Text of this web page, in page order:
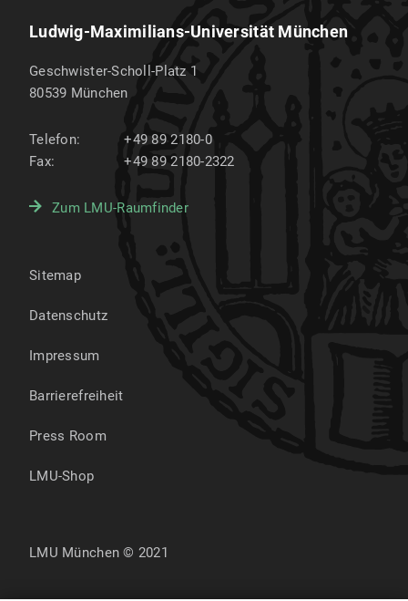
Ludwig-Maximilians-Universität München
Geschwister-Scholl-Platz 1
80539 München
Telefon:
+49 89 2180-0
Fax:
+49 89 2180-2322
Zum LMU-Raumfinder
Sitemap
Datenschutz
Impressum
Barrierefreiheit
Press Room
LMU-Shop
LMU München © 2021